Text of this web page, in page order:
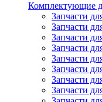
Комплектующие
Запчасти
Запчасти
Запчасти
Запчасти
Запчасти
Запчасти
Запчасти
Запчасти